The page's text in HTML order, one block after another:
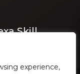
experience,
Skill